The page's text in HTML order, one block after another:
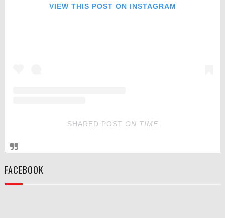
VIEW THIS POST ON INSTAGRAM
SHARED POST ON TIME
FACEBOOK